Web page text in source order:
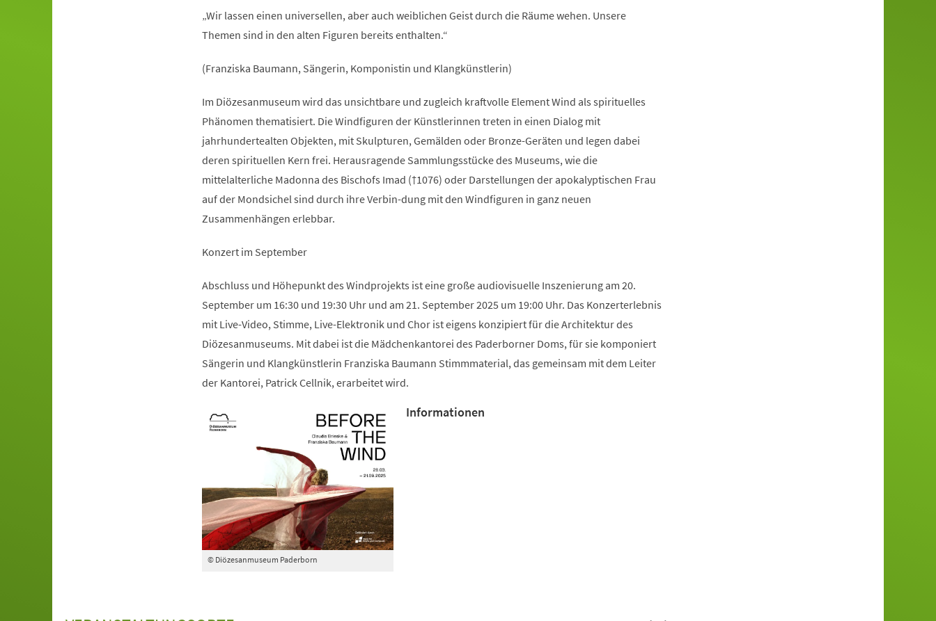
„Wir lassen einen universellen, aber auch weiblichen Geist durch die Räume wehen. Unsere
Themen sind in den alten Figuren bereits enthalten.“
(Franziska Baumann, Sängerin, Komponistin und Klangkünstlerin)
Im Diözesanmuseum wird das unsichtbare und zugleich kraftvolle Element Wind als spirituelles
Phänomen thematisiert. Die Windfiguren der Künstlerinnen treten in einen Dialog mit
jahrhundertealten Objekten, mit Skulpturen, Gemälden oder Bronze-Geräten und legen dabei
deren spirituellen Kern frei. Herausragende Sammlungsstücke des Museums, wie die
mittelalterliche Madonna des Bischofs Imad (†1076) oder Darstellungen der apokalyptischen Frau
auf der Mondsichel sind durch ihre Verbin-dung mit den Windfiguren in ganz neuen
Zusammenhängen erlebbar.
Konzert im September
Abschluss und Höhepunkt des Windprojekts ist eine große audiovisuelle Inszenierung am 20.
September um 16:30 und 19:30 Uhr und am 21. September 2025 um 19:00 Uhr. Das Konzerterlebnis
mit Live-Video, Stimme, Live-Elektronik und Chor ist eigens konzipiert für die Architektur des
Diözesanmuseums. Mit dabei ist die Mädchenkantorei des Paderborner Doms, für sie komponiert
Sängerin und Klangkünstlerin Franziska Baumann Stimmmaterial, das gemeinsam mit dem Leiter
der Kantorei, Patrick Cellnik, erarbeitet wird.
© Diözesanmuseum Paderborn
Informationen